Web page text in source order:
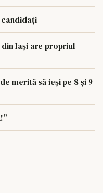
candidați
din Iași are propriul
merită să ieși pe 8 și 9